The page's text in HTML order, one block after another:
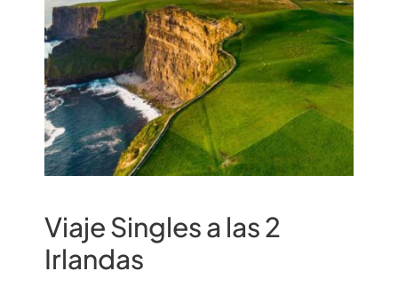
Viaje Singles a las 2
Irlandas